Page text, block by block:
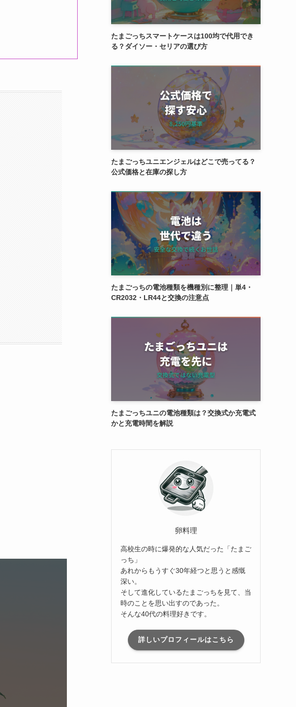
たまごっちスマートケースは100均で代用でき
る？ダイソー・セリアの選び方
たまごっちユニエンジェルはどこで売ってる？
公式価格と在庫の探し方
たまごっちの電池種類を機種別に整理｜単4・
CR2032・LR44と交換の注意点
たまごっちユニの電池種類は？交換式か充電式
かと充電時間を解説
卵料理
高校生の時に爆発的な人気だった「たまご
っち」
あれからもうすぐ30年経つと思うと感慨
深い。
そして進化しているたまごっちを見て、当
時のことを思い出すのであった。
そんな40代の料理好きです。
詳しいプロフィールはこちら